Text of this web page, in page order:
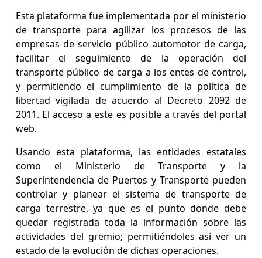
Esta plataforma fue implementada por el ministerio
de transporte para agilizar los procesos de las
empresas de servicio público automotor de carga,
facilitar el seguimiento de la operación del
transporte público de carga a los entes de control,
y permitiendo el cumplimiento de la política de
libertad vigilada de acuerdo al Decreto 2092 de
2011. El acceso a este es posible a través del portal
web.
Usando esta plataforma, las entidades estatales
como el Ministerio de Transporte y la
Superintendencia de Puertos y Transporte pueden
controlar y planear el sistema de transporte de
carga terrestre, ya que es el punto donde debe
quedar registrada toda la información sobre las
actividades del gremio; permitiéndoles así ver un
estado de la evolución de dichas operaciones.